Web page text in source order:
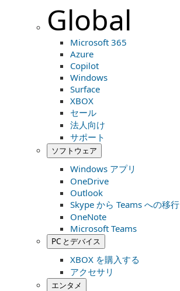
Global
Microsoft 365
Azure
Copilot
Windows
Surface
XBOX
セール
法人向け
サポート
ソフトウェア
Windows アプリ
OneDrive
Outlook
Skype から Teams への移行
OneNote
Microsoft Teams
PC とデバイス
XBOX を購入する
アクセサリ
エンタメ